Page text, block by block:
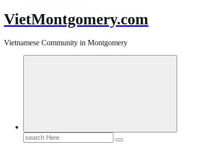
VietMontgomery.com
Vietnamese Community in Montgomery
Search
for: